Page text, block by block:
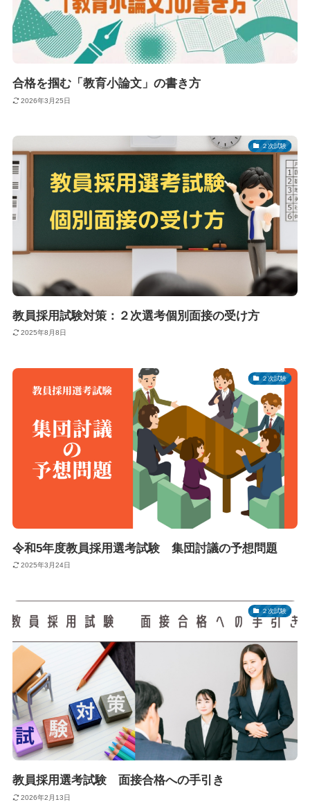
合格を掴む「教育小論文」の書き方
2026年3月25日
２次試験
教員採用試験対策：２次選考個別面接の受け方
2025年8月8日
２次試験
令和5年度教員採用選考試験 集団討議の予想問題
2025年3月24日
２次試験
教員採用選考試験 面接合格への手引き
2026年2月13日